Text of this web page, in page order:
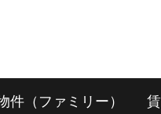
件（ファミリー）